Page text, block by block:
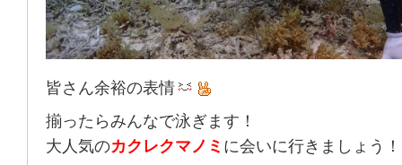
皆さん余裕の表情
揃ったらみんなで泳ぎます！
大人気のカクレクマノミ に会いに行きましょう